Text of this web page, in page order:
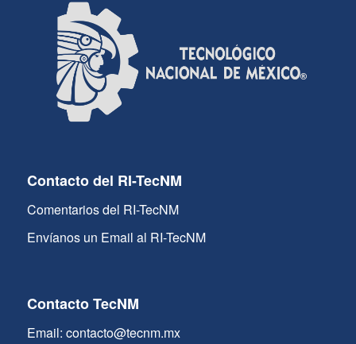
Contacto del RI-TecNM
Comentarios del RI-TecNM
Envíanos un Email al RI-TecNM
Contacto TecNM
Email: contacto@tecnm.mx